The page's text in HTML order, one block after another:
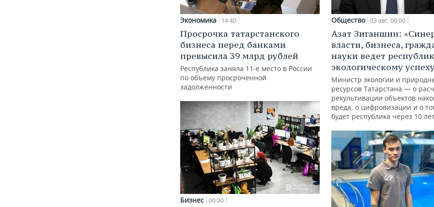
Экономика 14:40
Просрочка татарстанского
бизнеса перед банками
превысила 39 млрд рублей
Республика заняла 11-е место в России
по объему просроченной
задолженности
Бизнес 00:00
Общество 03 авг, 00:00
Азат Зиганшин:
власти, бизнеса,
науки ведет
экологическому
Министр экологии и
ресурсов Татарстана — о
рекультивации объектов
вреда, о цифровизации и о
будет республика через 10